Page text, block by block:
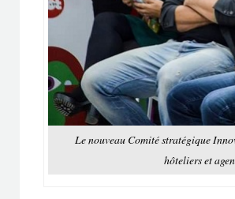
Le nouveau Comité stratégique
hôteliers et